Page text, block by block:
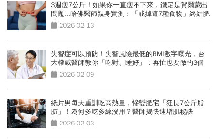
3週瘦7公斤！如果你一直瘦不下來，鐵定是賀爾蒙出
問題...哈佛醫師親身實測：「戒掉這7種食物」終結肥
胖 2026-02-13
失智症可以預防！失智風險最低的BMI數字曝光，台
大權威醫師教你「吃對、睡好」：再忙也要做的3個
小習慣
2026-02-09
紙片男每天重訓吃高熱量，慘變肥宅「狂長7公斤脂
肪」！為何多吃多練沒用？醫師揭快速增肌秘訣
2026-02-03